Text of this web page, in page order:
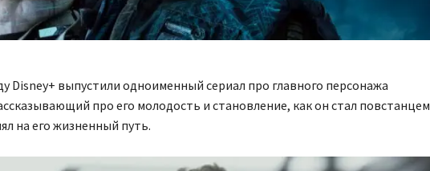
Disney+ выпустили одноименный сериал про главного персонажа
про его молодость и становление, как он стал повстанцем
на его жизненный путь.